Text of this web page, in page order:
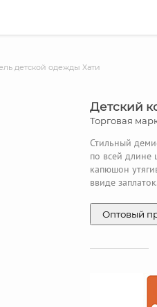
детской одежды Хати
Детский
Торговая
Стильный
по всей
капюшон
ввиде
Оптовый